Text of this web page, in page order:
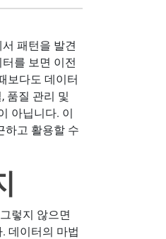
패턴을 발견
를 보면 이전
보다도 데이터
품질 관리 및
아닙니다. 이
하고 활용할 수
렇지 않으면
데이터의 마법